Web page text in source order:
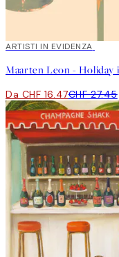
40%*
ARTISTI IN EVIDENZA
Da CHF 16.47CHF 27.45